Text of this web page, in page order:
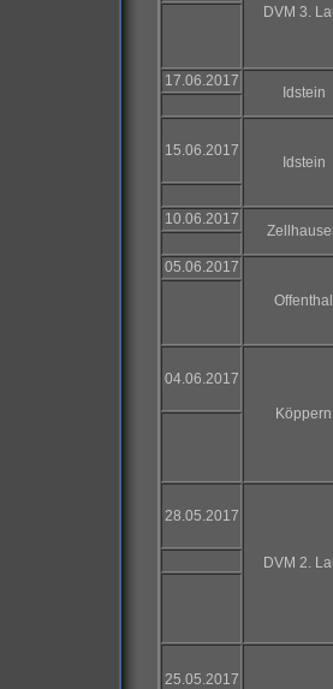
DVM 3.
17.06.2017
Idstein
15.06.2017
Idstein
10.06.2017
05.06.2017
Offenthal
04.06.2017
Köppern
28.05.2017
DVM 2.
25.05.2017